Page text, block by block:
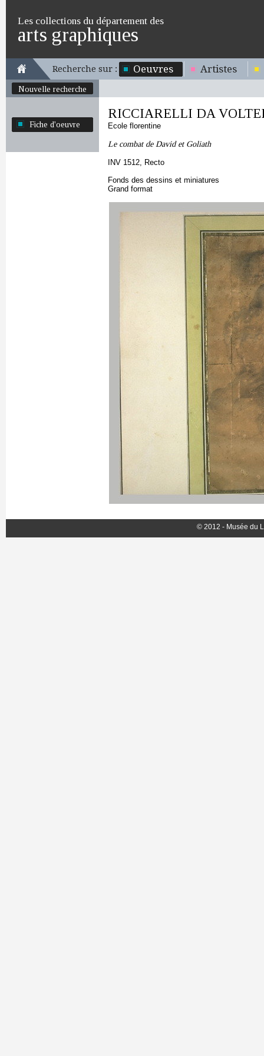
Les collections du département des
arts graphiques
Recherche sur : Oeuvres Artistes
Nouvelle recherche
Fiche d'oeuvre
RICCIARELLI DA
Ecole florentine
Le combat de David et Goliath
INV 1512, Recto
Fonds des dessins et miniatures
Grand format
© 2012 - Musée du